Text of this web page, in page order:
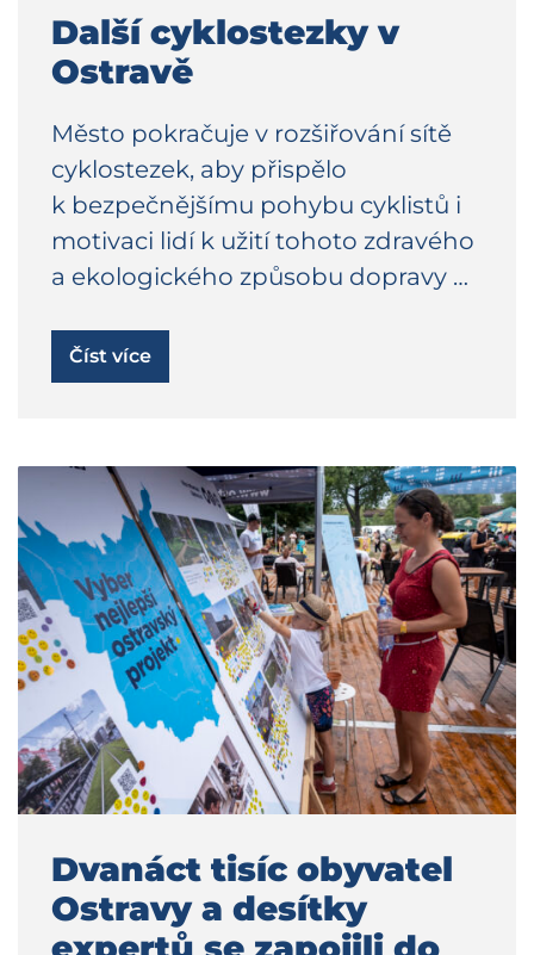
Další cyklostezky v
Ostravě
Město pokračuje v rozšiřování sítě
cyklostezek, aby přispělo
k bezpečnějšímu pohybu cyklistů i
motivaci lidí k užití tohoto zdravého
a ekologického způsobu dopravy …
Číst více
Dvanáct tisíc obyvatel
Ostravy a desítky